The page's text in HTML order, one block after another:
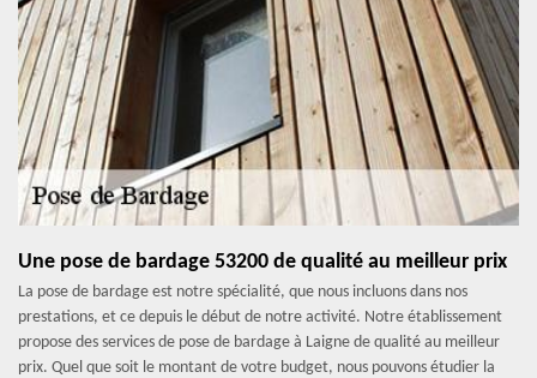
Une pose de bardage 53200 de qualité au meilleur prix
La pose de bardage est notre spécialité, que nous incluons dans nos
prestations, et ce depuis le début de notre activité. Notre établissement
propose des services de pose de bardage à Laigne de qualité au meilleur
prix. Quel que soit le montant de votre budget, nous pouvons étudier la